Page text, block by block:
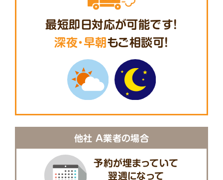
最短即日対応が可能です!
深夜・早朝 もご相談可!
他社 A業者の場合
予約が埋まっていて
翌週になって